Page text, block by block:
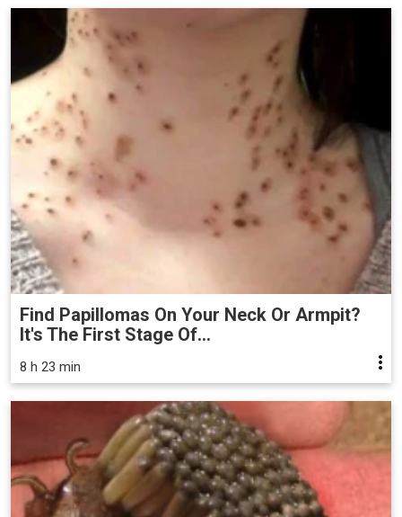
Find Papillomas On Your Neck Or Armpit?
It's The First Stage Of...
8 h 23 min